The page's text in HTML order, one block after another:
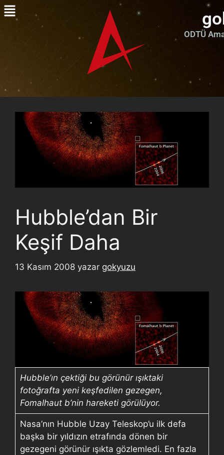
ODTÜ
Hubble’dan Bir
Keşif Daha
13 Kasım 2008 yazar gokyuzu
Hubble’ın çektiği bu görünür ışıktaki
fotoğrafta yeni keşfedilen gezegen,
Fomalhaut b’nin hareketi görülüyor.
Nasa’nın Hubble Uzay Teleskop’u ilk defa
başka bir yıldızın etrafında dönen bir
gezegeni görünür ışıkta gözlemledi. En fazla